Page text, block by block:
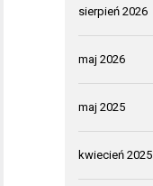
sierpień 2026
maj 2026
maj 2025
kwiecień 2025